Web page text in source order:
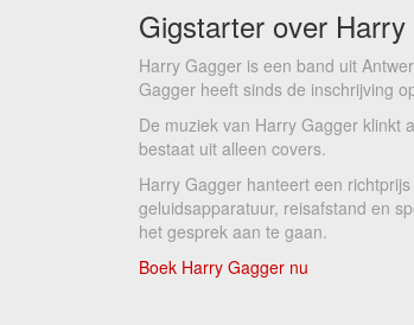
Gigstarter over
Harry Gagger is een band uit
Gagger heeft sinds de inschrijving
De muziek van Harry Gagger klinkt
bestaat uit alleen covers.
Harry Gagger hanteert een
geluidsapparatuur, reisafstand en
het gesprek aan te gaan.
Boek Harry Gagger nu